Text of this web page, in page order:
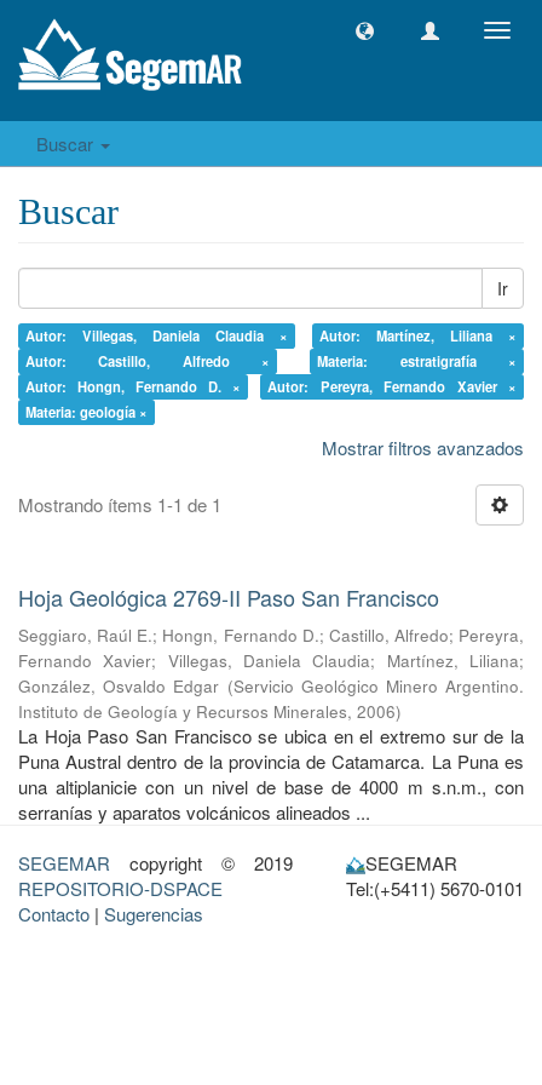
Buscar
Buscar
Ir
Autor: Villegas, Daniela Claudia ×
Autor: Martínez, Liliana ×
Autor: Castillo, Alfredo ×
Materia: estratigrafía ×
Autor: Hongn, Fernando D. ×
Autor: Pereyra, Fernando Xavier ×
Materia: geología ×
Mostrar filtros avanzados
Mostrando ítems 1-1 de 1
Hoja Geológica 2769-II Paso San Francisco
Seggiaro, Raúl E.; Hongn, Fernando D.; Castillo, Alfredo; Pereyra,
Fernando Xavier; Villegas, Daniela Claudia; Martínez, Liliana;
González, Osvaldo Edgar (Servicio Geológico Minero Argentino.
Instituto de Geología y Recursos Minerales, 2006)
La Hoja Paso San Francisco se ubica en el extremo sur de la
Puna Austral dentro de la provincia de Catamarca. La Puna es
una altiplanicie con un nivel de base de 4000 m s.n.m., con
serranías y aparatos volcánicos alineados ...
SEGEMAR copyright © 2019
REPOSITORIO-DSPACE
Contacto | Sugerencias
SEGEMAR
Tel:(+5411) 5670-0101